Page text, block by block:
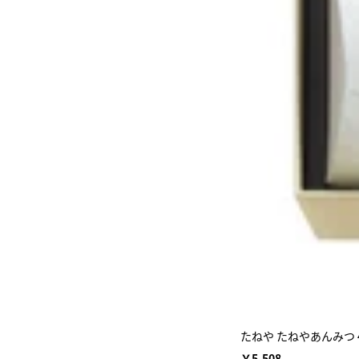
たねや たねやあんみつ